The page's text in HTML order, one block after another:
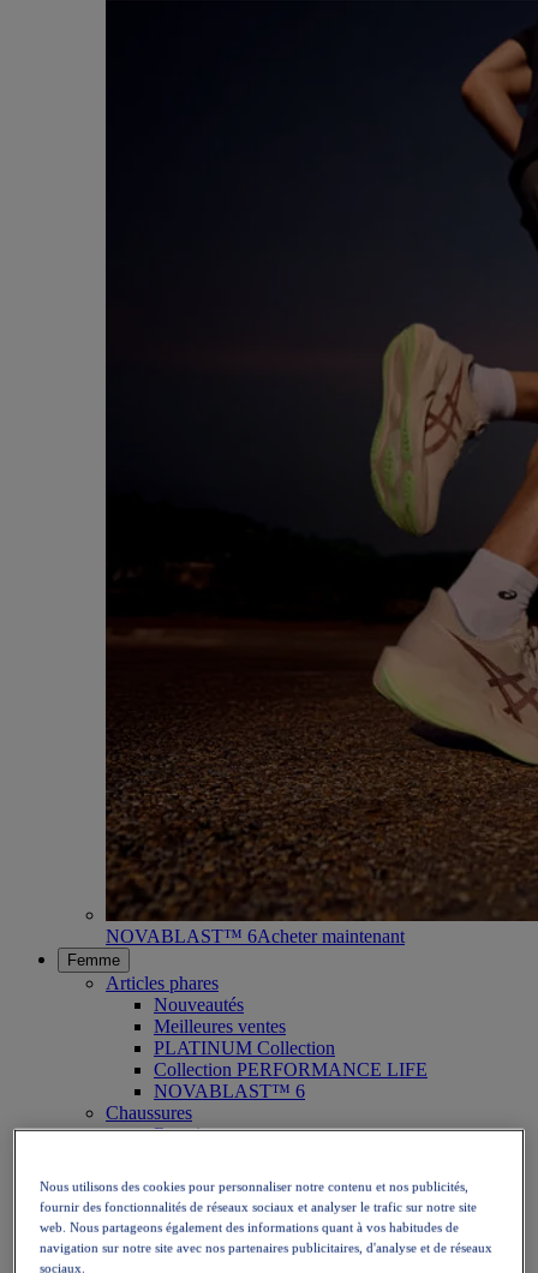
NOVABLAST™ 6Acheter maintenant
Femme
Articles phares
Nouveautés
Meilleures ventes
PLATINUM Collection
Collection PERFORMANCE LIFE
NOVABLAST™ 6
Chaussures
Running
Tennis
Volleyball
Handball
Padel
Nous utilisons des cookies pour personnaliser notre contenu et nos publicités,
fournir des fonctionnalités de réseaux sociaux et analyser le trafic sur notre site
web. Nous partageons également des informations quant à vos habitudes de
navigation sur notre site avec nos partenaires publicitaires, d'analyse et de réseaux
sociaux.